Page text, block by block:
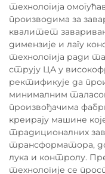
технологија
производима за
квалитет
димензије и лагу
технологија ради
струју ЦА у
ректификује да
минималним
произвођачима
креирају машине
традиционалних
трансформатора,
лука и контролу.
технологије се